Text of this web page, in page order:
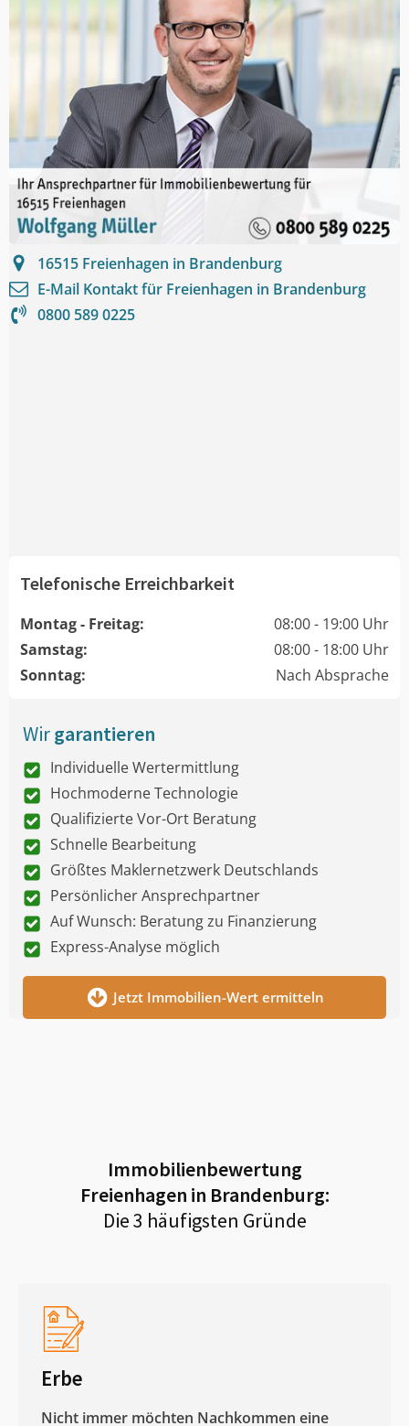
16515 Freienhagen in Brandenburg
E-Mail Kontakt für Freienhagen in Brandenburg
0800 589 0225
Telefonische Erreichbarkeit
Montag - Freitag:
08:00 - 19:00 Uhr
Samstag:
08:00 - 18:00 Uhr
Sonntag:
Nach Absprache
Wirgarantieren
Individuelle Wertermittlung
Hochmoderne Technologie
Qualifizierte Vor-Ort Beratung
Schnelle Bearbeitung
Größtes Maklernetzwerk Deutschlands
Persönlicher Ansprechpartner
Auf Wunsch: Beratung zu Finanzierung
Express-Analyse möglich
Jetzt Immobilien-Wert ermitteln
Immobilienbewertung
Freienhagen in Brandenburg:
Die 3 häufigsten Gründe
Erbe
Nicht immer möchten Nachkommen eine